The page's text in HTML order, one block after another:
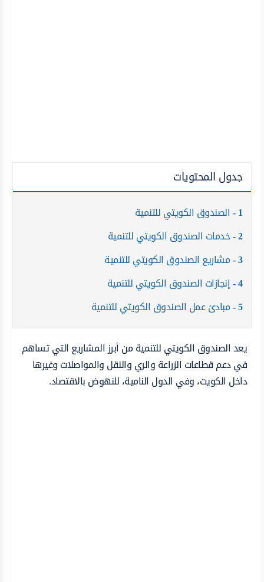
جدول المحتويات
1 الصندوق الكويتي للتنمية
2 خدمات الصندوق الكويتي للتنمية
3 مشاريع الصندوق الكويتي للتنمية
4 إنجازات الصندوق الكويتي للتنمية
5 مبادئ عمل الصندوق الكويتي للتنمية
يعد الصندوق الكويتي للتنمية من أبرز المشاريع التي تساهم
في دعم قطاعات الزراعة والري والنقل والمواصلات وغيرها
داخل الكويت، وفي الدول النامية، للنهوض بالاقتصاد.